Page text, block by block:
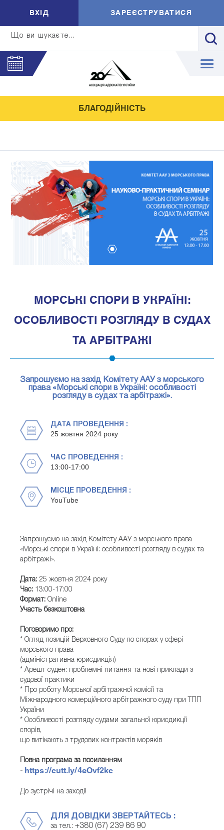
Що ви шукаєте...
ВXIД ЗАРЕЄСТРУВАТИСЯ
БЛАГОДІЙНІСТЬ
МОРСЬКІ СПОРИ В УКРАЇНІ:
ОСОБЛИВОСТІ РОЗГЛЯДУ В СУДАХ
ТА АРБІТРАЖІ
Запрошуємо на захід Комітету ААУ з морського
права «Морські спори в Україні: особливості
розгляду в судах та арбітражі».
ДАТА ПРОВЕДЕННЯ :
25 жовтня 2024 року
ЧАС ПРОВЕДЕННЯ :
13:00-17:00
МІСЦЕ ПРОВЕДЕННЯ :
YouTube
Запрошуємо на захід Комітету ААУ з морського права
«Морські спори в Україні: особливості розгляду в судах та
арбітражі».
Дата: 25 жовтня 2024 року
Час: 13:00-17:00
Формат: Online
Участь безкоштовна
Поговоримо про:
* Огляд позицій Верховного Суду по спорах у сфері
морського права
(адміністративна юрисдикція)
* Арешт суден: проблемні питання та нові приклади з
судової практики
* Про роботу Морської арбітражної комісії та
Міжнародного комерційного арбітражного суду при ТПП
України
* Особливості розгляду судами загальної юрисдикції
спорів,
що витікають з трудових контрактів моряків
Повна програма за посиланням
- https://cutt.ly/4eOvf2kc
До зустрічі на заході!
ДЛЯ ДОВІДКИ ЗВЕРТАЙТЕСЬ :
за тел.: +380 (67) 239 86 90